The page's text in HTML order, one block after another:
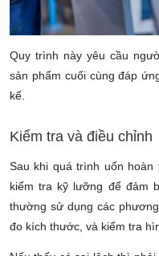
Quy trình này yêu cầu
sản phẩm cuối cùng đáp
kế.
Kiểm tra và điều chỉnh
Sau khi quá trình uốn
kiểm tra kỹ lưỡng để đảm
thường sử dụng các
đo kích thước, và kiểm tra